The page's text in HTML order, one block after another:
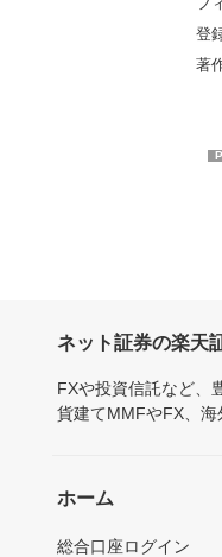
登
著
ネット証券の楽天
FXや投資信託など、
貨建てMMFやFX、
ホーム
総合口座ログイン